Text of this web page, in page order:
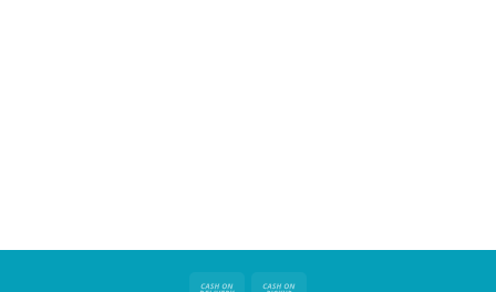
Cash